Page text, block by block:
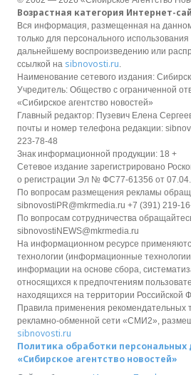
Возрастная категория Интернет-
Вся информация, размещенная на
только для персонального
дальнейшему воспроизведению или
ссылкой на sibnovosti.ru.
Наименование сетевого издания:
Учредитель: Общество с ограниченной
«Сибирское агентство новостей»
Главный редактор: Пузевич Елена
почты и номер телефона редакции:
223-78-48
Знак информационной продукции: 18 +
Сетевое издание зарегистрировано
о регистрации Эл № ФС77-61356 от
По вопросам размещения рекламы
sibnovostiPR@mkrmedia.ru +7 (391) 219-
По вопросам сотрудничества
sibnovostiNEWS@mkrmedia.ru
На информационном ресурсе
технологии (информационные
информации на основе сбора,
относящихся к предпочтениям
находящихся на территории Российской
Правила применения рекомендательных
рекламно-обменной сети «СМИ2»,
sibnovosti.ru
Политика обработки
«Сибирское агентство новостей»